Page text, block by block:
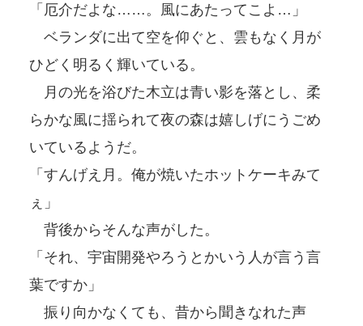
「厄介だよな……。風にあたってこよ…」
ベランダに出て空を仰ぐと、雲もなく月が
ひどく明るく輝いている。
月の光を浴びた木立は青い影を落とし、柔
らかな風に揺られて夜の森は嬉しげにうごめ
いているようだ。
「すんげえ月。俺が焼いたホットケーキみて
ぇ」
背後からそんな声がした。
「それ、宇宙開発やろうとかいう人が言う言
葉ですか」
振り向かなくても、昔から聞きなれた声